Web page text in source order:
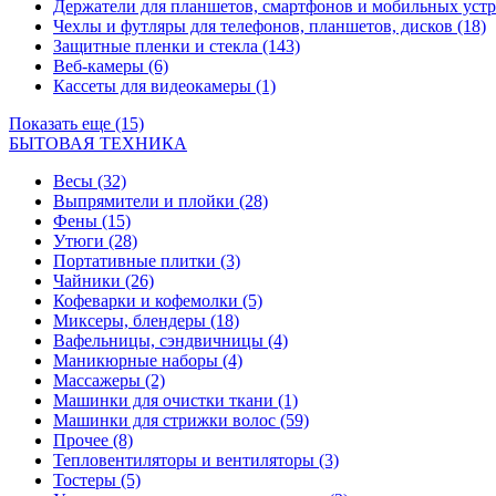
Держатели для планшетов, смартфонов и мобильных
Чехлы и футляры для телефонов, планшетов, дисков (18)
Защитные пленки и стекла (143)
Веб-камеры (6)
Кассеты для видеокамеры (1)
Показать еще (15)
БЫТОВАЯ ТЕХНИКА
Весы (32)
Выпрямители и плойки (28)
Фены (15)
Утюги (28)
Портативные плитки (3)
Чайники (26)
Кофеварки и кофемолки (5)
Миксеры, блендеры (18)
Вафельницы, сэндвичницы (4)
Маникюрные наборы (4)
Массажеры (2)
Машинки для очистки ткани (1)
Машинки для стрижки волос (59)
Прочее (8)
Тепловентиляторы и вентиляторы (3)
Тостеры (5)